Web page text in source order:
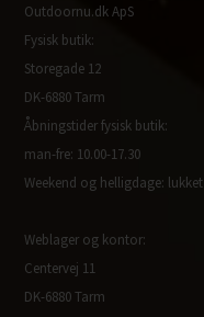
Outdoornu.dk ApS
Fysisk butik:
Storegade 12
DK-6880 Tarm
Åbningstider fysisk butik:
man-fre: 10.00-17.30
Weekend og helligdage: lukket
Weblager og kontor:
Centervej 11
DK-6880 Tarm